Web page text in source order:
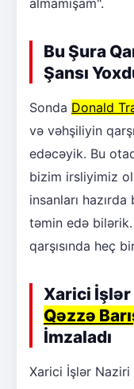
Bu Şura
Şansı
Sonda Donald
və vəhşiliyin
edəcəyik. Bu
bizim irsliyimiz
insanları hazırda
təmin edə
qarşısında heç
Xarici İşlər
Qəzzə
İmzaladı
Xarici İşlər Naziri